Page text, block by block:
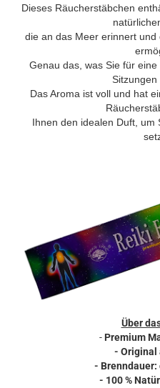
Dieses Räucherstäbchen
die an das Meer erinnert
Genau das, was Sie für
Sitzungen
Das Aroma ist voll und hat
Ihnen den idealen Duft, um
Über
- Premium
- Original
- Brenndauer:
- 100 %